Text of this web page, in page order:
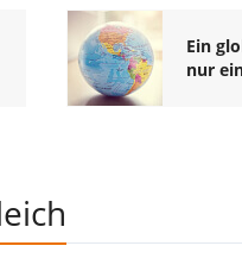
Ein
nur